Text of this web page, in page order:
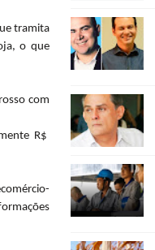
tramita
o que
com
R$